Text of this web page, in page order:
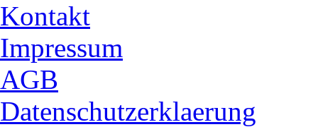
Kontakt
Impressum
AGB
Datenschutzerklaerung